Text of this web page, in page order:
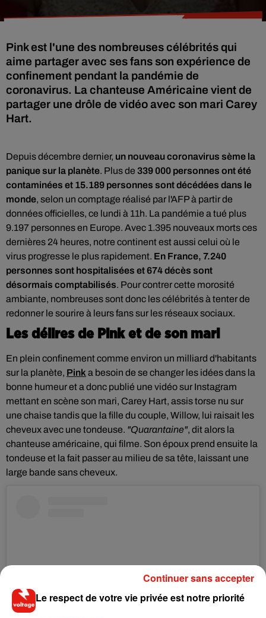
Pink est l'une des nombreuses célébrités qui
aime partager avec ses fans son expérience de
confinement pendant la pandémie de
coronavirus. La chanteuse Américaine vient de
partager une drôle de vidéo avec son mari Carey
Hart.
Depuis décembre dernier, un nouveau coronavirus sème la
panique sur la planète. Plus de 339 000 personnes ont été
contaminées et 15.189 personnes sont décédées dans le
monde, selon un comptage réalisé par l'AFP à partir de
données officielles, ce lundi à 11h. La pandémie a tué plus
9.197 personnes en Europe. Avec 1.395 nouveaux morts ces
dernières 24 heures, notre continent est aussi celui où le
virus progresse le plus rapidement. En France, 7.240
personnes sont hospitalisées et 674 décès sont
désormais comptabilisés. Pour contrer cette morosité
ambiante, nombreuses sont donc les célébrités à tenter de
redonner le sourire à leurs fans sur les réseaux sociaux.
Les délires de Pink et de son mari
En plein confinement comme environ un milliard d'habitants
sur la planète, Pink a besoin de se changer les idées dans la
bonne humeur et a donc publié une vidéo sur Instagram
mettant en scène son mari, Carey Hart, assis torse nu sur
une chaise tandis que la fille du couple, Willow, lui raisait les
cheveux avec une tondeuse. "Quarantaine", dit alors la
chanteuse américaine, qui filme. Son époux prend ensuite la
tondeuse et la fait passer au milieu de sa tête, laissant une
large bande sans cheveux.
Le respect de votre vie privée est notre priorité
Continuer sans accepter